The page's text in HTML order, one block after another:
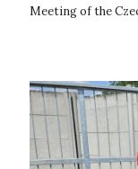
Meeting of the